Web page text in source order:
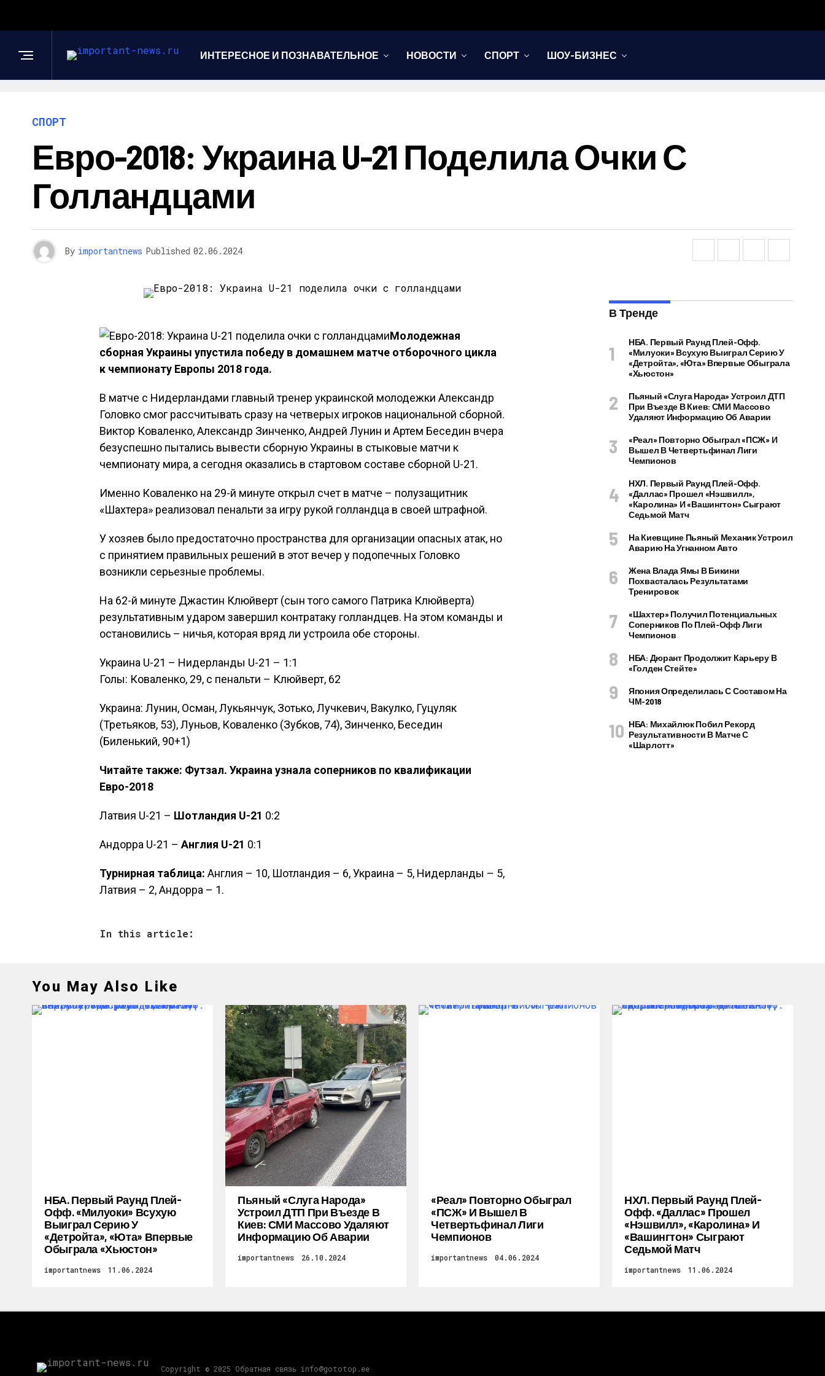
ИНТЕРЕСНОЕ И ПОЗНАВАТЕЛЬНОЕ НОВОСТИ СПОРТ ШОУ-БИЗНЕС
СПОРТ
Евро-2018: Украина U-21 Поделила Очки С
Голландцами
By importantnews Published 02.06.2024
Молодежная
сборная Украины упустила победу в домашнем матче отборочного цикла
к чемпионату Европы 2018 года.
В матче с Нидерландами главный тренер украинской молодежки Александр
Головко смог рассчитывать сразу на четверых игроков национальной сборной.
Виктор Коваленко, Александр Зинченко, Андрей Лунин и Артем Беседин вчера
безуспешно пытались вывести сборную Украины в стыковые матчи к
чемпионату мира, а сегодня оказались в стартовом составе сборной U-21.
Именно Коваленко на 29-й минуте открыл счет в матче – полузащитник
«Шахтера» реализовал пенальти за игру рукой голландца в своей штрафной.
У хозяев было предостаточно пространства для организации опасных атак, но
с принятием правильных решений в этот вечер у подопечных Головко
возникли серьезные проблемы.
На 62-й минуте Джастин Клюйверт (сын того самого Патрика Клюйверта)
результативным ударом завершил контратаку голландцев. На этом команды и
остановились – ничья, которая вряд ли устроила обе стороны.
Украина U-21 – Нидерланды U-21 – 1:1
Голы: Коваленко, 29, с пенальти – Клюйверт, 62
Украина: Лунин, Осман, Лукьянчук, Зотько, Лучкевич, Вакулко, Гуцуляк
(Третьяков, 53), Луньов, Коваленко (Зубков, 74), Зинченко, Беседин
(Биленький, 90+1)
Читайте также: Футзал. Украина узнала соперников по квалификации
Евро-2018
Латвия U-21 – Шотландия U-21 0:2
Андорра U-21 – Англия U-21 0:1
Турнирная таблица: Англия – 10, Шотландия – 6, Украина – 5, Нидерланды – 5,
Латвия – 2, Андорра – 1.
In this article:
В Тренде
НБА. Первый Раунд Плей-Офф.
«Милуоки» Всухую Выиграл Серию У
«Детройта», «Юта» Впервые Обыграла
«Хьюстон»
Пьяный «слуга Народа» Устроил ДТП
При Въезде В Киев: СМИ Массово
Удаляют Информацию Об Аварии
«Реал» Повторно Обыграл «ПСЖ» И
Вышел В Четвертьфинал Лиги
Чемпионов
НХЛ. Первый Раунд Плей-Офф.
«Даллас» Прошел «Нэшвилл»,
«Каролина» И «Вашингтон» Сыграют
Седьмой Матч
На Киевщине Пьяный Механик Устроил
Аварию На Угнанном Авто
Жена Влада Ямы В Бикини
Похвасталась Результатами
Тренировок
«Шахтер» Получил Потенциальных
Соперников По Плей-Офф Лиги
Чемпионов
НБА: Дюрант Продолжит Карьеру В
«Голден Стейте»
Япония Определилась С Составом На
ЧМ-2018
НБА: Михайлюк Побил Рекорд
Результативности В Матче С
«Шарлотт»
You May Also Like
НБА. Первый Раунд Плей-
Офф. «Милуоки» Всухую
Выиграл Серию У
«Детройта», «Юта» Впервые
Обыграла «Хьюстон»
importantnews 11.06.2024
Пьяный «слуга Народа»
Устроил ДТП При Въезде В
Киев: СМИ Массово Удаляют
Информацию Об Аварии
importantnews 26.10.2024
«Реал» Повторно Обыграл
«ПСЖ» И Вышел В
Четвертьфинал Лиги
Чемпионов
importantnews 04.06.2024
НХЛ. Первый Раунд Плей-
Офф. «Даллас» Прошел
«Нэшвилл», «Каролина» И
«Вашингтон» Сыграют
Седьмой Матч
importantnews 11.06.2024
Copyright © 2025 Обратная связь info@gototop.ee